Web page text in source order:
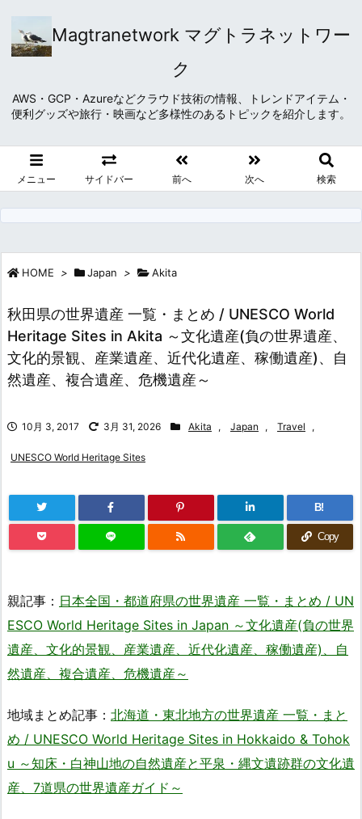
Magtranetwork マグトラネットワー
ク
AWS・GCP・Azureなどクラウド技術の情報、トレンドアイテム・
便利グッズや旅行・映画など多様性のあるトピックを紹介します。
メニュー サイドバー 前へ 次へ 検索
HOME > Japan > Akita
秋田県の世界遺産 一覧・まとめ / UNESCO World
Heritage Sites in Akita ～文化遺産(負の世界遺産、
文化的景観、産業遺産、近代化遺産、稼働遺産)、自
然遺産、複合遺産、危機遺産～
10月 3, 2017 3月 31, 2026 Akita , Japan , Travel ,
UNESCO World Heritage Sites
B!
Copy
親記事： 日本全国・都道府県の世界遺産 一覧・まとめ / UN
ESCO World Heritage Sites in Japan ～文化遺産(負の世界
遺産、文化的景観、産業遺産、近代化遺産、稼働遺産)、自
然遺産、複合遺産、危機遺産～
地域まとめ記事： 北海道・東北地方の世界遺産 一覧・まと
め / UNESCO World Heritage Sites in Hokkaido & Tohok
u ～知床・白神山地の自然遺産と平泉・縄文遺跡群の文化遺
産、7道県の世界遺産ガイド～